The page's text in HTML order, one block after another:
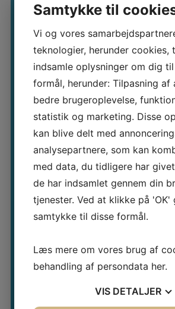
Delt finansiering
: Med
bestemmer I selv, hvordan
behandlingen skal fordeles
og medarbejderne.
Fuldt betalt
betalt personalengode er
massageordningen indregnet
hvilket er fradragsberettiget
Læs mere om
virksomheden(Hvis du
skattefordele, kommer ind du
Samtykke til
Vi og vores
teknologier, herunder cookies,
indsamle oplysninger om dig
formål, herunder: Tilpasning af
bedre brugeroplevelse,
statistik og marketing. Disse
kan blive delt med
analysepartnere, som kan
med data, du tidligere har
de har indsamlet gennem din
tjenester. Ved at klikke på 'OK'
samtykke til disse formål.
Læs mere om vores brug af
behandling af persondata her.
VIS DETALJER